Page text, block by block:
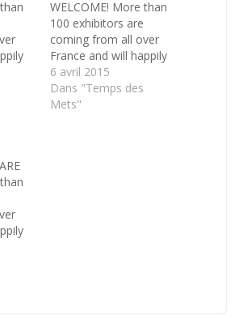
all
WELCOME! More than
100 exhibitors are
coming from all over
France and will happily
talk to visitors about
their region, their
property and their
6 avril 2015
Dans "Temps des
Mets"